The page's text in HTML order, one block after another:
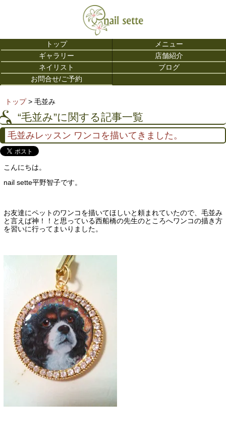
トップ
メニュー
ギャラリー
店舗紹介
ネイリスト
ブログ
お問合せ/ご予約
トップ> 毛並み
“毛並み”に関する記事一覧
毛並みレッスン ワンコを描いてきました。
こんにちは。
nail sette平野智子です。
お友達にペットのワンコを描いてほしいと頼まれていたので、毛並み
と言えば神！！と思っている西船橋の先生のところへワンコの描き方
を習いに行ってまいりました。